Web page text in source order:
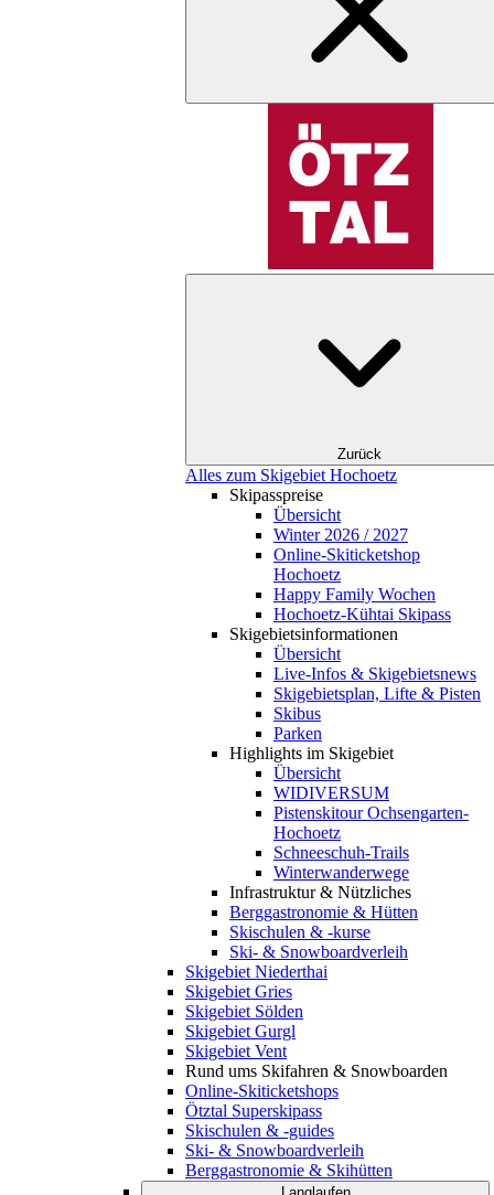
Zurück
Alles zum Skigebiet Hochoetz
Skipasspreise
Übersicht
Winter 2026 / 2027
Online-Skiticketshop
Hochoetz
Happy Family Wochen
Hochoetz-Kühtai Skipass
Skigebietsinformationen
Übersicht
Live-Infos & Skigebietsnews
Skigebietsplan, Lifte & Pisten
Skibus
Parken
Highlights im Skigebiet
Übersicht
WIDIVERSUM
Pistenskitour Ochsengarten-
Hochoetz
Schneeschuh-Trails
Winterwanderwege
Infrastruktur & Nützliches
Berggastronomie & Hütten
Skischulen & -kurse
Ski- & Snowboardverleih
Skigebiet Niederthai
Skigebiet Gries
Skigebiet Sölden
Skigebiet Gurgl
Skigebiet Vent
Rund ums Skifahren & Snowboarden
Online-Skiticketshops
Ötztal Superskipass
Skischulen & -guides
Ski- & Snowboardverleih
Berggastronomie & Skihütten